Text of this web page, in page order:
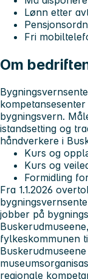
Lønn etter
Fri
Om
bygningsvern.
istandsetting og
håndverkere i
Kurs og
Kurs og
Formidling
Fra 1.1.2026
jobber på
fylkeskommunen
regionale